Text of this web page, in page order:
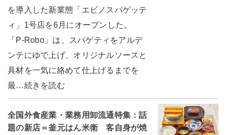
を導入した新業態「エビノスパゲッテ
ィ」1号店を6月にオープンした。
「P-Robo」は、スパゲティをアルデ
ンテにゆで上げ、オリジナルソースと
具材を一気に絡めて仕上げるまでを
最…続きを読む
全国外食産業・業務用卸流通特集：話
題の新店＝釜元はん米衛 客自身が焼